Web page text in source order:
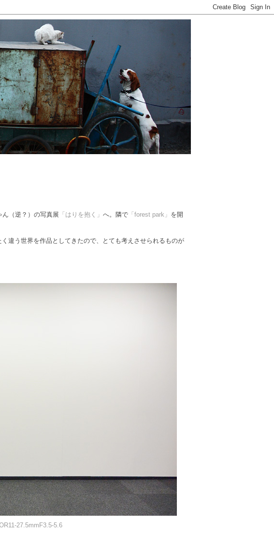
（逆？）の写真展 「はりを抱く」 へ。隣で 「forest park」 を開
違う世界を作品としてきたので、とても考えさせられるものが
27.5mmF3.5-5.6